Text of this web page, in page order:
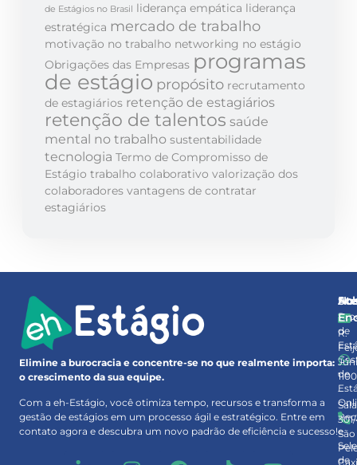
de Estágios no Brasil liderança empática liderança
estratégica mercado de trabalho
motivação no trabalho networking no estágio
Obrigações das Empresas programas
de estágio propósito recrutamento
de estagiários retenção de estagiários
retenção de talentos saúde
mental no trabalho sustentabilidade
tecnologia Termo de Compromisso de
Estágio trabalho colaborativo valorização dos
colaboradores vantagens de contratar
estagiários
Elimine a burocracia e concentre-se no que realmente importa:
o crescimento da sua equipe.
Com a eh-Estágio, você otimiza tempo, recursos e transforma a
gestão de estágios em um processo ágil e estratégico. Entre em
contato agora e descubra um novo padrão de eficiência e sucesso!
de
de
e
de
R.
1100
–
Sala
São